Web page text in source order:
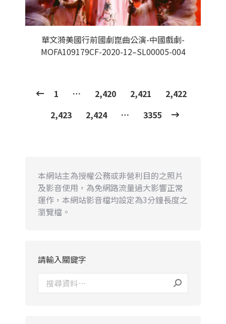
華文漪美國行前國劇崑曲公演-中國戲劇-
MOFA109179CF-2020-12–SL00005-004
1 … 2,420 2,421
2,422
2,423
2,424 … 3355
本網站主為授權公務或非營利目的之照片
及影音使用，為免網路流量過大影響正常
運作，本網站影音檔均設定為3分鐘長度之
瀏覽檔。
請輸入關鍵字